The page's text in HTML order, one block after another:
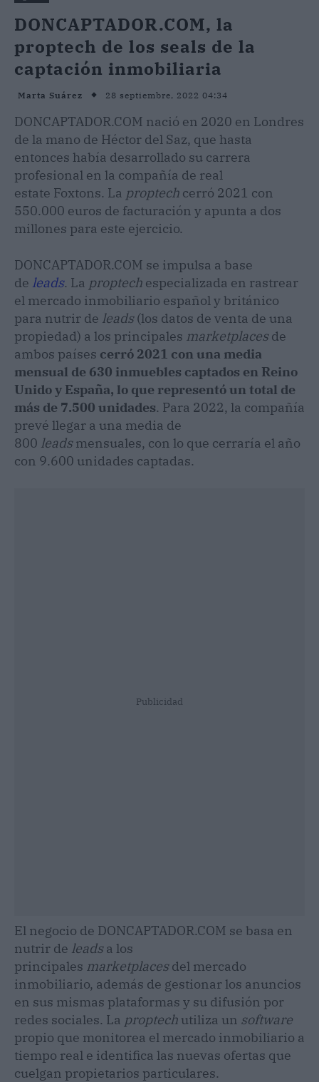
DONCAPTADOR.COM, la
proptech de los seals de la
captación inmobiliaria
Marta Suárez 28 septiembre, 2022 04:34
DONCAPTADOR.COM nació en 2020 en Londres
de la mano de Héctor del Saz, que hasta
entonces había desarrollado su carrera
profesional en la compañía de real
estate Foxtons. La proptech cerró 2021 con
550.000 euros de facturación y apunta a dos
millones para este ejercicio.
DONCAPTADOR.COM se impulsa a base
de leads. La proptech especializada en rastrear
el mercado inmobiliario español y británico
para nutrir de leads(los datos de venta de una
propiedad) a los principales marketplacesde
ambos países cerró 2021 con una media
mensual de 630 inmuebles captados en Reino
Unido y España, lo que representó un total de
más de 7.500 unidades. Para 2022, la compañía
prevé llegar a una media de
800 leadsmensuales, con lo que cerraría el año
con 9.600 unidades captadas.
Publicidad
El negocio de DONCAPTADOR.COM se basa en
nutrir de leadsa los
principales marketplacesdel mercado
inmobiliario, además de gestionar los anuncios
en sus mismas plataformas y su difusión por
redes sociales. La proptech utiliza un software
propio que monitorea el mercado inmobiliario a
tiempo real e identifica las nuevas ofertas que
cuelgan propietarios particulares.